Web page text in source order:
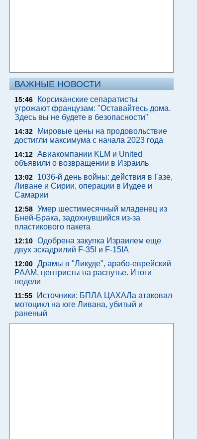
ВАЖНЫЕ НОВОСТИ
15:46
Корсиканские сепаратисты
угрожают французам: "Оставайтесь дома.
Здесь вы не будете в безопасности"
14:32
Мировые цены на продовольствие
достигли максимума с начала 2023 года
14:12 Авиакомпании KLM и United
объявили о возвращении в Израиль
13:02
1036-й день войны: действия в Газе,
Ливане и Сирии, операции в Иудее и
Самарии
12:58 Умер шестимесячный младенец из
Бней-Брака, задохнувшийся из-за
пластикового пакета
12:10 Одобрена закупка Израилем еще
двух эскадрилий F-35I и F-15IA
12:00 Драмы в "Ликуде", арабо-еврейский
РААМ, центристы на распутье. Итоги
недели
11:55
Источники: БПЛА ЦАХАЛа атаковал
мотоцикл на юге Ливана, убитый и
раненый